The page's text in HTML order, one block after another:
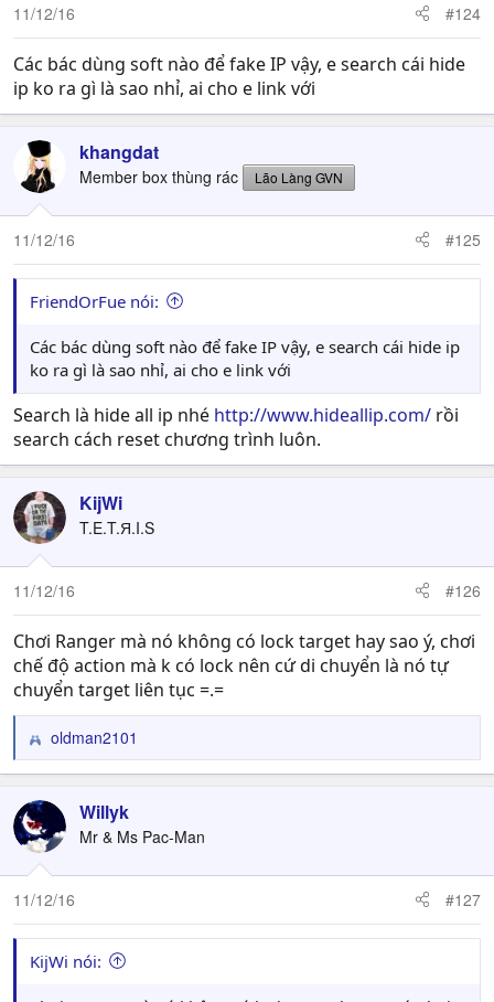
11/12/16 #124
Các bác dùng soft nào để fake IP vậy, e search cái hide
ip ko ra gì là sao nhỉ, ai cho e link với
khangdat
Member box thùng rác Lão Làng GVN
11/12/16 #125
FriendOrFue nói:
Các bác dùng soft nào để fake IP vậy, e search cái hide ip
ko ra gì là sao nhỉ, ai cho e link với
Search là hide all ip nhé http://www.hideallip.com/ rồi
search cách reset chương trình luôn.
KijWi
T.E.T.Я.I.S
11/12/16 #126
Chơi Ranger mà nó không có lock target hay sao ý, chơi
chế độ action mà k có lock nên cứ di chuyển là nó tự
chuyển target liên tục =.=
R
e
c
t
i
o
n
s
:
oldman2101
Willyk
Mr & Ms Pac-Man
11/12/16 #127
KijWi nói: